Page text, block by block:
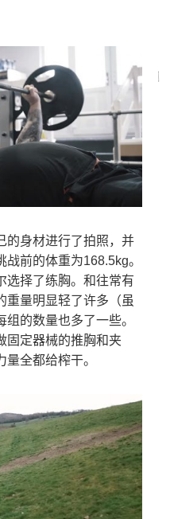
的身材进行了拍照，并
前的体重为168.5kg。
选择了练胸。和往常有
重量明显轻了许多（虽
的数量也多了一些。
固定器械的推胸和夹
全都给榨干。